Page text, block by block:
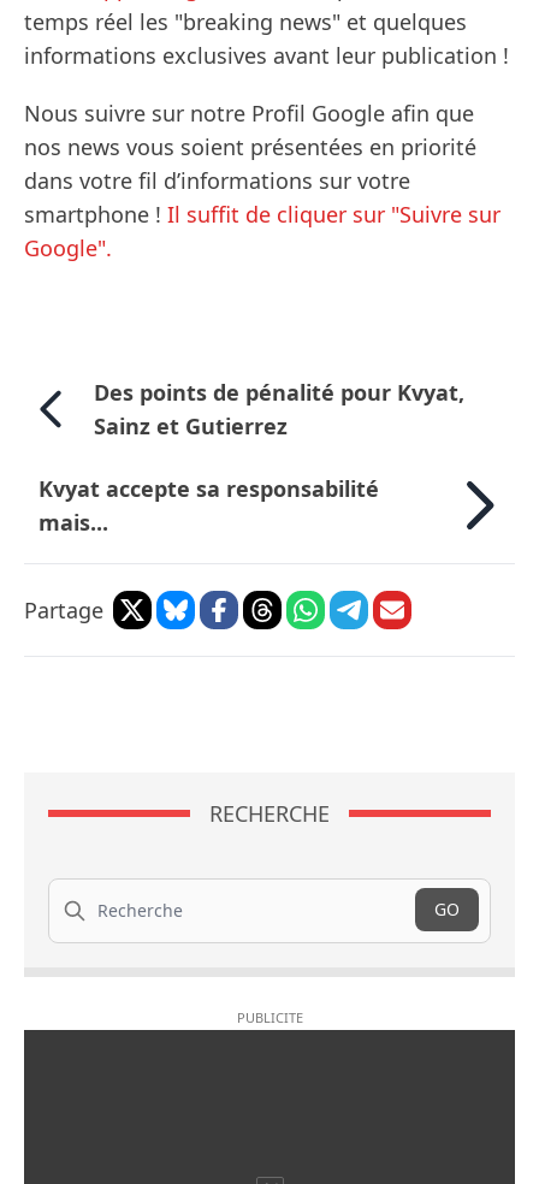
temps réel les "breaking news" et quelques
informations exclusives avant leur publication !
Nous suivre sur notre Profil Google afin que
nos news vous soient présentées en priorité
dans votre fil d’informations sur votre
smartphone ! Il suffit de cliquer sur "Suivre sur
Google".
Des points de pénalité pour Kvyat,
Sainz et Gutierrez
Kvyat accepte sa responsabilité
mais...
Partage
RECHERCHE
Recherche
GO